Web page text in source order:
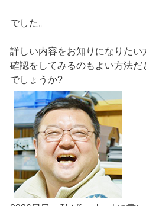
でした。
詳しい内容をお知りになりたい
確認をしてみるのもよい方法
でしょうか?